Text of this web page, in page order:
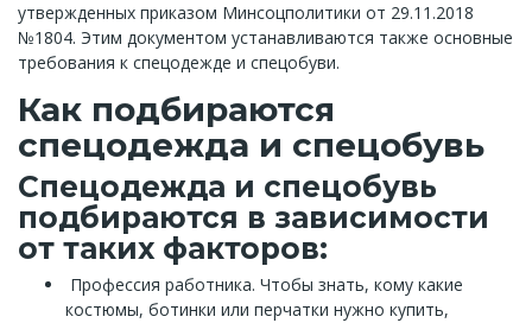
утвержденных приказом Минсоцполитики от 29.11.2018
№1804. Этим документом устанавливаются также основные
требования к спецодежде и спецобуви.
Как подбираются
спецодежда и спецобувь
Спецодежда и спецобувь
подбираются в зависимости
от таких факторов:
Профессия работника. Чтобы знать, кому какие
костюмы, ботинки или перчатки нужно купить,